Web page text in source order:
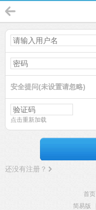
安全提问(未设置请忽略)
点击重新加载
还没有注册？
首页
简易版